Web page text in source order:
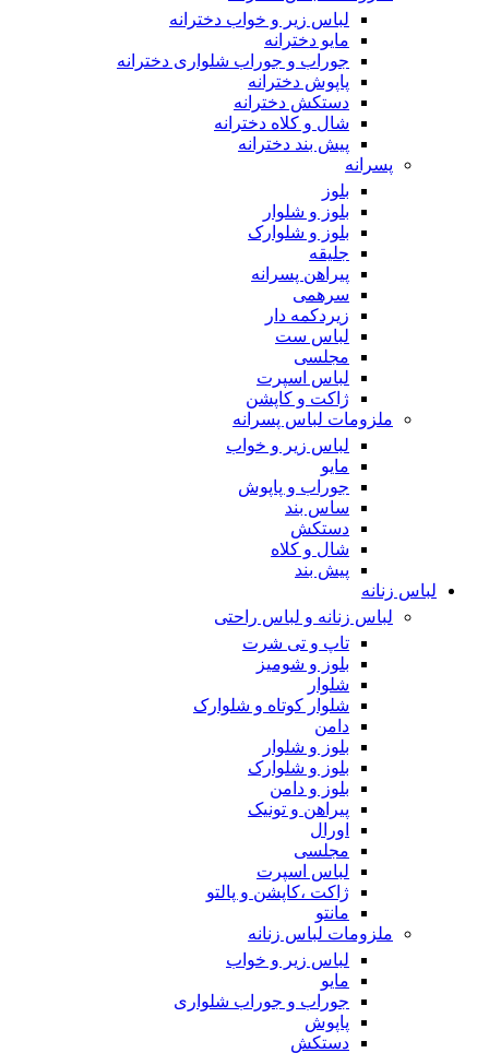
لباس زیر و خواب دخترانه
مایو دخترانه
جوراب و جوراب شلواری دخترانه
پاپوش دخترانه
دستکش دخترانه
شال و کلاه دخترانه
پیش بند دخترانه
پسرانه
بلوز
بلوز و شلوار
بلوز و شلوارک
جلیقه
پیراهن پسرانه
سرهمی
زیردکمه دار
لباس ست
مجلسی
لباس اسپرت
ژاکت و کاپشن
ملزومات لباس پسرانه
لباس زیر و خواب
مایو
جوراب و پاپوش
ساس بند
دستکش
شال و کلاه
پیش بند
لباس زنانه
لباس زنانه و لباس راحتی
تاپ و تی شرت
بلوز و شومیز
شلوار
شلوار کوتاه و شلوارک
دامن
بلوز و شلوار
بلوز و شلوارک
بلوز و دامن
پیراهن و تونیک
اورال
مجلسی
لباس اسپرت
ژاکت ،کاپشن و پالتو
مانتو
ملزومات لباس زنانه
لباس زیر و خواب
مایو
جوراب و جوراب شلواری
پاپوش
دستکش